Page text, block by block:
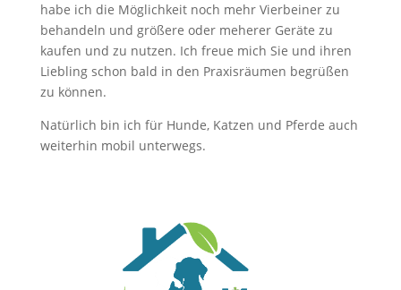
habe ich die Möglichkeit noch mehr Vierbeiner zu
behandeln und größere oder meherer Geräte zu
kaufen und zu nutzen. Ich freue mich Sie und ihren
Liebling schon bald in den Praxisräumen begrüßen
zu können.
Natürlich bin ich für Hunde, Katzen und Pferde auch
weiterhin mobil unterwegs.